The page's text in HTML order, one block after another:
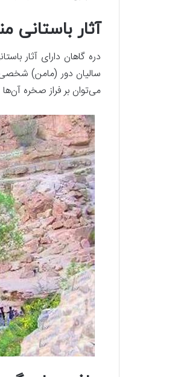
آثار باستانی
دره گاهان دارای آثار
سالیان دور (مامن) شخصی
می‌توان بر فراز صخره